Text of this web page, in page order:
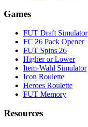
Games
FUT Draft Simulator
FC 26 Pack Opener
FUT Spins 26
Higher or Lower
Item-Wahl Simulator
Icon Roulette
Heroes Roulette
FUT Memory
Resources